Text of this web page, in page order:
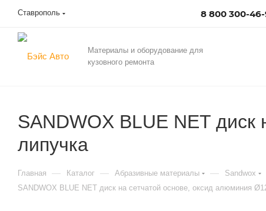
Ставрополь 8 800 300-46-
Материалы и оборудование для
кузовного ремонта
SANDWOX BLUE NET
липучка
Главная — Каталог — Абразивные материалы — Sandwox
SANDWOX BLUE NET диск на сетчатой основе, оксид алюминия